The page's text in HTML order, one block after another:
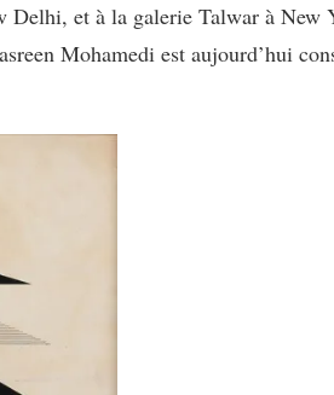
Delhi, et à la galerie Talwar à New
Mohamedi est aujourd’hui